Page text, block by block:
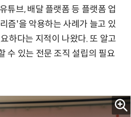
튜브, 배달 플랫폼 등 플랫폼 업
즘'을 악용하는 사례가 늘고 있
하다는 지적이 나왔다. 또 알고
수 있는 전문 조직 설립의 필요